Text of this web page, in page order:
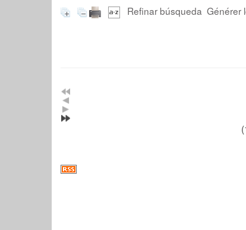
Refinar búsqueda Générer